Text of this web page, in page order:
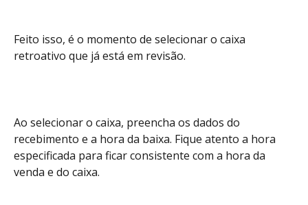
Feito isso, é o momento de selecionar o caixa
retroativo que já está em revisão.
Ao selecionar o caixa, preencha os dados do
recebimento e a hora da baixa. Fique atento a hora
especificada para ficar consistente com a hora da
venda e do caixa.